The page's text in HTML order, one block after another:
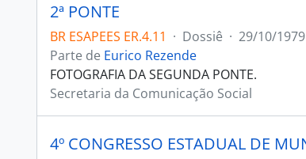
2ª PONTE
BR ESAPEES ER.4.11 · Dossiê · 29/10/1979
Parte de Eurico Rezende
FOTOGRAFIA DA SEGUNDA PONTE.
Secretaria da Comunicação Social